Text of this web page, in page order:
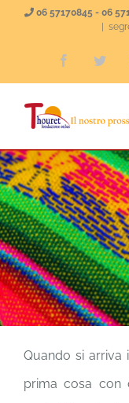
Salta
06 57170845 - 06
Facebook
Quando si arriva
prima cosa con